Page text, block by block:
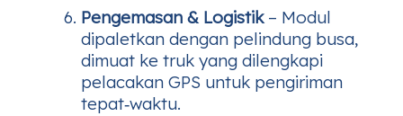
Pengemasan & Logistik– Modul
dipaletkan dengan pelindung busa,
dimuat ke truk yang dilengkapi
pelacakan GPS untuk pengiriman
tepat‑waktu.